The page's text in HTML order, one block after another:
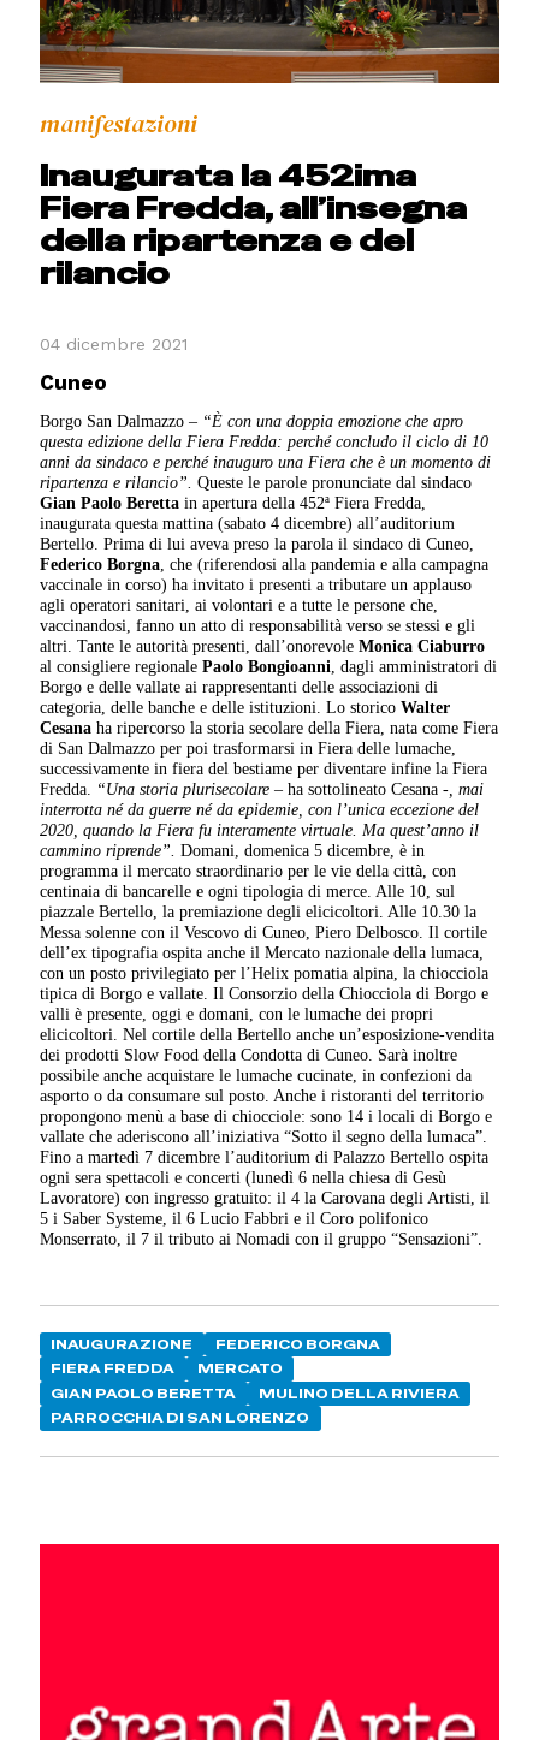
manifestazioni
Inaugurata la 452ima
Fiera Fredda, all’insegna
della ripartenza e del
rilancio
04 dicembre 2021
Cuneo
Borgo San Dalmazzo – “È con una doppia emozione che apro
questa edizione della Fiera Fredda: perché concludo il ciclo di 10
anni da sindaco e perché inauguro una Fiera che è un momento di
ripartenza e rilancio”. Queste le parole pronunciate dal sindaco
Gian Paolo Beretta in apertura della 452ª Fiera Fredda,
inaugurata questa mattina (sabato 4 dicembre) all’auditorium
Bertello. Prima di lui aveva preso la parola il sindaco di Cuneo,
Federico Borgna , che (riferendosi alla pandemia e alla campagna
vaccinale in corso) ha invitato i presenti a tributare un applauso
agli operatori sanitari, ai volontari e a tutte le persone che,
vaccinandosi, fanno un atto di responsabilità verso se stessi e gli
altri. Tante le autorità presenti, dall’onorevoleMonica Ciaburro
al consigliere regionalePaolo Bongioanni , dagli amministratori di
Borgo e delle vallate ai rappresentanti delle associazioni di
categoria, delle banche e delle istituzioni. Lo storicoWalter
Cesana ha ripercorso la storia secolare della Fiera, nata come Fiera
di San Dalmazzo per poi trasformarsi in Fiera delle lumache,
successivamente in fiera del bestiame per diventare infine la Fiera
Fredda.
“Una storia plurisecolare – ha sottolineato Cesana -, mai
interrotta né da guerre né da epidemie, con l’unica eccezione del
2020, quando la Fiera fu interamente virtuale. Ma quest’anno il
cammino riprende”. Domani, domenica 5 dicembre, è in
programma il mercato straordinario per le vie della città, con
centinaia di bancarelle e ogni tipologia di merce. Alle 10, sul
piazzale Bertello, la premiazione degli elicicoltori. Alle 10.30 la
Messa solenne con il Vescovo di Cuneo, Piero Delbosco. Il cortile
dell’ex tipografia ospita anche il Mercato nazionale della lumaca,
con un posto privilegiato per l’Helix pomatia alpina, la chiocciola
tipica di Borgo e vallate. Il Consorzio della Chiocciola di Borgo e
valli è presente, oggi e domani, con le lumache dei propri
elicicoltori. Nel cortile della Bertello anche un’esposizione-vendita
dei prodotti Slow Food della Condotta di Cuneo. Sarà inoltre
possibile anche acquistare le lumache cucinate, in confezioni da
asporto o da consumare sul posto. Anche i ristoranti del territorio
propongono menù a base di chiocciole: sono 14 i locali di Borgo e
vallate che aderiscono all’iniziativa “Sotto il segno della lumaca”.
Fino a martedì 7 dicembre l’auditorium di Palazzo Bertello ospita
ogni sera spettacoli e concerti (lunedì 6 nella chiesa di Gesù
Lavoratore) con ingresso gratuito: il 4 la Carovana degli Artisti, il
5 i Saber Systeme, il 6 Lucio Fabbri e il Coro polifonico
Monserrato, il 7 il tributo ai Nomadi con il gruppo “Sensazioni”.
INAUGURAZIONE
FEDERICO BORGNA
FIERA FREDDA
MERCATO
GIAN PAOLO BERETTA
MULINO DELLA RIVIERA
PARROCCHIA DI SAN LORENZO